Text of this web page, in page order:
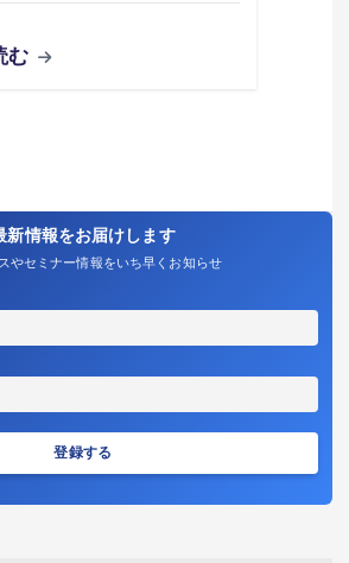
む
新情報をお届けします
やセミナー情報をいち早くお知らせ